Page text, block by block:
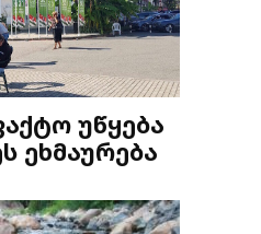
უწყება
ეხმაურება